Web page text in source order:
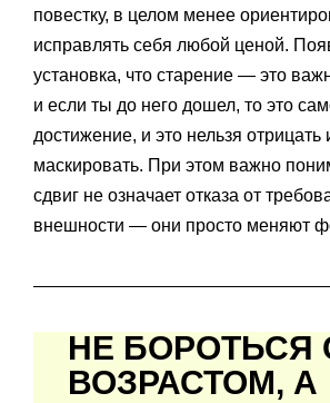
повестку, в целом менее
исправлять себя любой ценой.
установка, что старение — это
и если ты до него дошел, то это
достижение, и это нельзя отрицать
маскировать. При этом важно
сдвиг не означает отказа от
внешности — они просто меняют
НЕ БОРОТЬСЯ
ВОЗРАСТОМ, А